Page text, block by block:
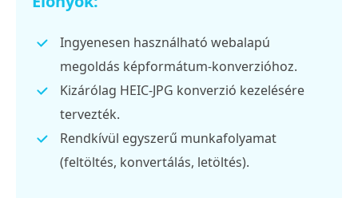
Ingyenesen használható webalapú
megoldás képformátum-konverzióhoz.
Kizárólag HEIC-JPG konverzió kezelésére
tervezték.
Rendkívül egyszerű munkafolyamat
(feltöltés, konvertálás, letöltés).